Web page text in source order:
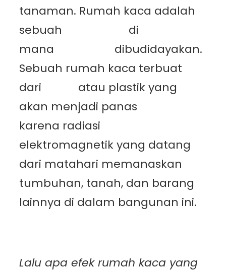
tanaman. Rumah kaca adalah
sebuah
di
mana
dibudidayakan.
Sebuah rumah kaca terbuat
dari
atau plastik yang
akan menjadi panas
karena radiasi
elektromagnetik yang datang
dari matahari memanaskan
tumbuhan, tanah, dan barang
lainnya di dalam bangunan ini.
Lalu apa efek rumah kaca yang